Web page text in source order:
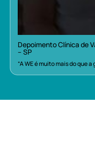
Depoimento Clínica de
– SP
“A WE é muito mais do que